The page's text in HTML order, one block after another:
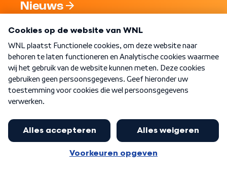
Nieuws
Nieuwsbrief
Word Lid